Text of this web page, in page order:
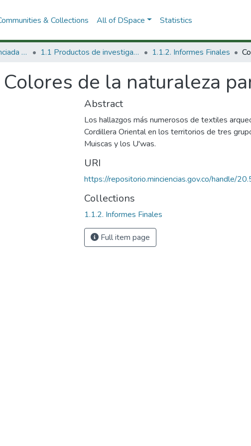
& Collections All of DSpace Statistics
1. Investigación Financiada con Recursos Públicos 1.1 Productos de investigación 1.1.2. Informes Finales
Colores de la naturaleza
Abstract
Los hallazgos más numerosos de textiles
Cordillera Oriental en los territorios de tres
Muiscas y los U'was.
URI
https://repositorio.minciencias.gov.co/handle/
Collections
1.1.2. Informes Finales
Full item page